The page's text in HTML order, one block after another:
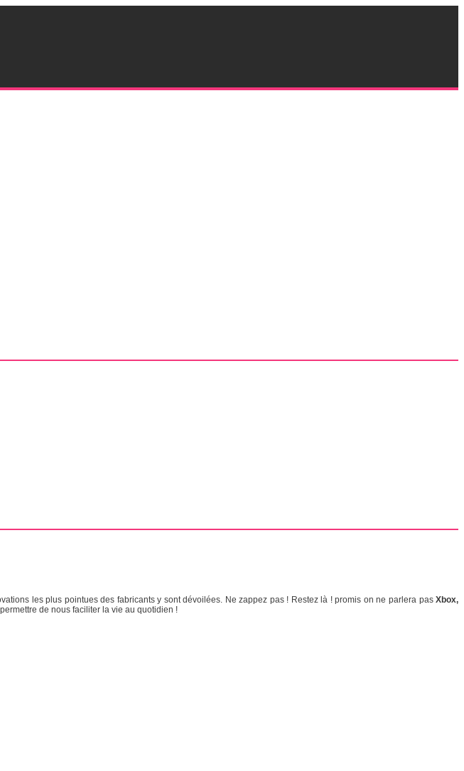
les plus pointues des fabricants y sont dévoilées. Ne zappez pas ! Restez là ! promis on ne parlera pasXbox,
de nous faciliter la vie au quotidien !